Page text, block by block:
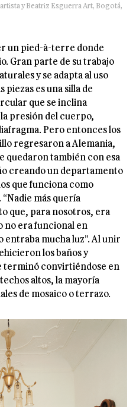
y Beatriz Esguerra Art, Bogotá,
un pied-à-terre donde
Gran parte de su trabajo
y se adapta al uso
piezas es una silla de
que se inclina
presión del cuerpo,
Pero entonces los
regresaron a Alemania,
quedaron también con esa
creando un departamento
que funciona como
más quería
que, para nosotros, era
no era funcional en
entraba mucha luz”. Al unir
los baños y
terminó convirtiéndose en
altos, la mayoría
de mosaico o terrazo.